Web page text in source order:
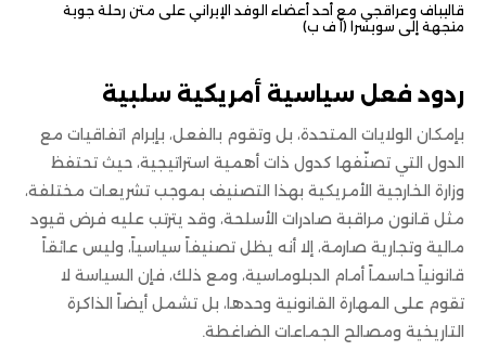
قاليباف وعراقجي مع أحد أعضاء الوفد الإيراني على متن رحلة جوية
متجهة إلى سويسرا (أ ف ب)
ردود فعل سياسية أمريكية سلبية
بإمكان الولايات المتحدة، بل وتقوم بالفعل، بإبرام اتفاقيات مع
الدول التي تصنّفها كدول ذات أهمية استراتيجية، حيث تحتفظ
وزارة الخارجية الأمريكية بهذا التصنيف بموجب تشريعات مختلفة،
مثل قانون مراقبة صادرات الأسلحة، وقد يترتب عليه فرض قيود
مالية وتجارية صارمة، إلا أنه يظل تصنيفاً سياسياً، وليس عائقاً
قانونياً حاسماً أمام الدبلوماسية، ومع ذلك، فإن السياسة لا
تقوم على المهارة القانونية وحدها، بل تشمل أيضاً الذاكرة
التاريخية ومصالح الجماعات الضاغطة.